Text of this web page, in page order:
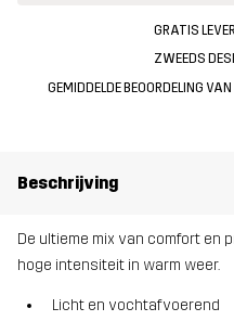
GRATIS
ZWEEDS
GEMIDDELDE BEOORDELING
Beschrijving
De ultieme mix van comfort
hoge intensiteit in warm weer.
Licht en vochtafvoerend